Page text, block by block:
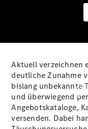
Aktuell verzeichnen
deutliche Zunahme
bislang unbekannte
und überwiegend
Angebotskataloge,
versenden. Dabei